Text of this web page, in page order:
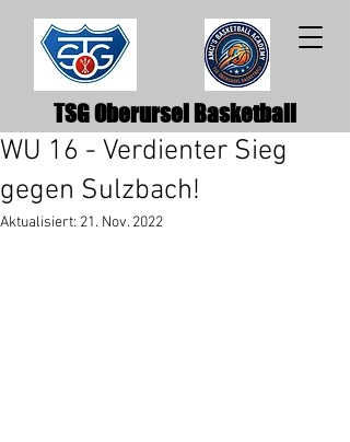
TSG Oberursel Basketball
WU 16 - Verdienter Sieg
gegen Sulzbach!
Aktualisiert: 21. Nov. 2022